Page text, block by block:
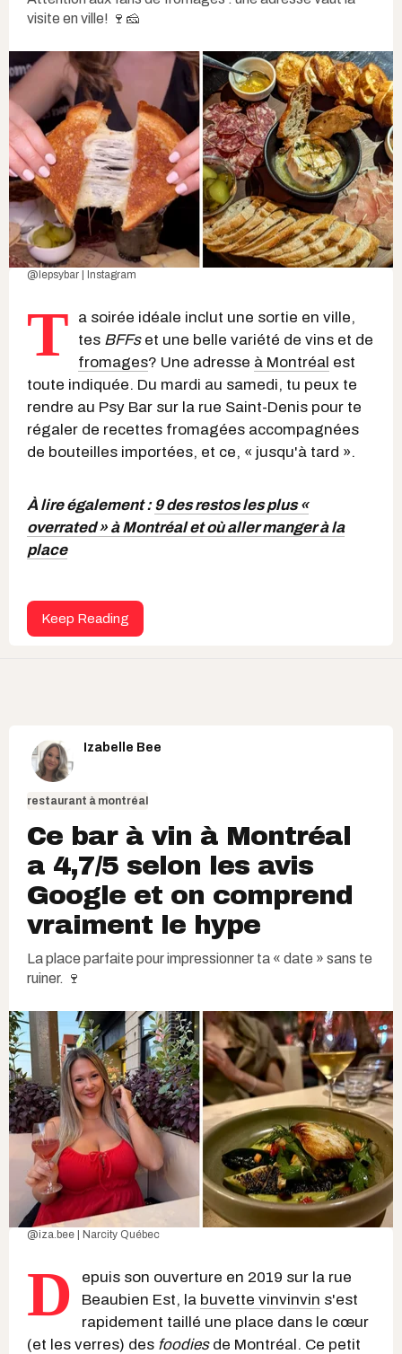
visite en ville! 🍷🧀
@lepsybar | Instagram
T
a soirée idéale inclut une sortie en ville,
tes BFFset une belle variété de vins et de
fromages? Une adresse à Montréal est
toute indiquée. Du mardi au samedi, tu peux te
rendre au Psy Bar sur la rue Saint-Denis pour te
régaler de recettes fromagées accompagnées
de bouteilles importées, et ce, « jusqu'à tard ».
À lire également :9 des restos les plus «
overrated » à Montréal et où aller manger à la
place
Keep Reading
Izabelle Bee
restaurant à montréal
Ce bar à vin à Montréal
a 4,7/5 selon les avis
Google et on comprend
vraiment le hype
La place parfaite pour impressionner ta « date » sans te
ruiner. 🍷
@iza.bee | Narcity Québec
D
epuis son ouverture en 2019 sur la rue
Beaubien Est, la buvette vinvinvin s'est
rapidement taillé une place dans le cœur
(et les verres) des foodiesde Montréal. Ce petit